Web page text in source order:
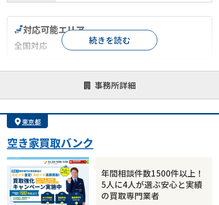
事務所詳細
対応可能エリア
全国対応
対応が親身 オンライン面談可能
レスポンスが早い
1億円以上の買取可
続きを読む
東京都
空き家買取バンク
年間相談件数1500件以上！
5人に4人が選ぶ安心と実績
の買取専門業者